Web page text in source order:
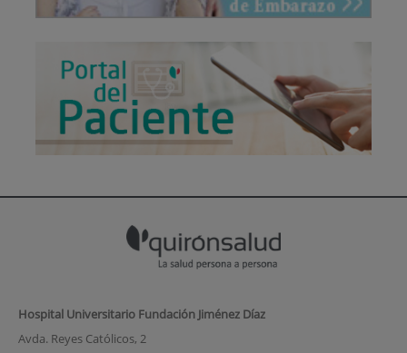
Hospital Universitario Fundación Jiménez Díaz
Avda. Reyes Católicos, 2